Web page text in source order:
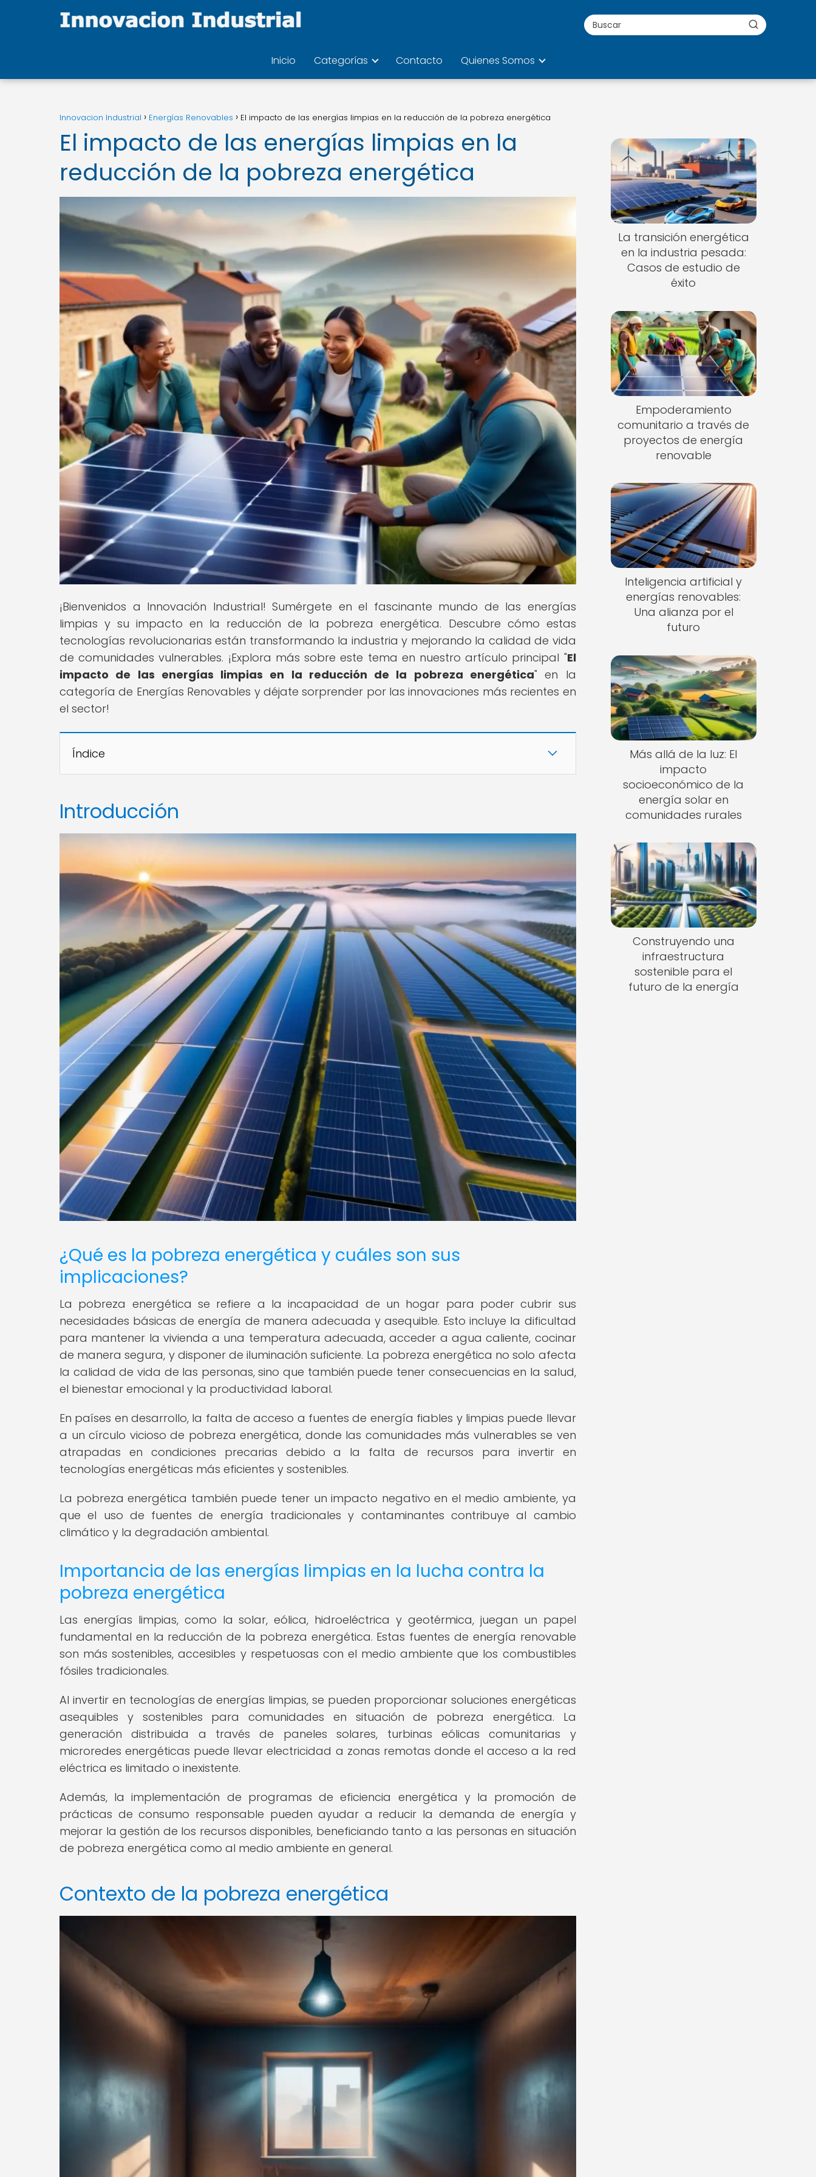
Inicio Categorías Contacto Quienes Somos
Innovacion Industrial Energías Renovables El impacto de las energías limpias en la reducción de la pobreza energética
El impacto de las energías limpias en la
reducción de la pobreza energética
¡Bienvenidos a Innovación Industrial! Sumérgete en el fascinante mundo de las energías
limpias y su impacto en la reducción de la pobreza energética. Descubre cómo estas
tecnologías revolucionarias están transformando la industria y mejorando la calidad de vida
de comunidades vulnerables. ¡Explora más sobre este tema en nuestro artículo principal "El
impacto de las energías limpias en la reducción de la pobreza energética" en la
categoría de Energías Renovables y déjate sorprender por las innovaciones más recientes en
el sector!
Índice
Introducción
¿Qué es la pobreza energética y cuáles son sus
implicaciones?
La pobreza energética se refiere a la incapacidad de un hogar para poder cubrir sus
necesidades básicas de energía de manera adecuada y asequible. Esto incluye la dificultad
para mantener la vivienda a una temperatura adecuada, acceder a agua caliente, cocinar
de manera segura, y disponer de iluminación suficiente. La pobreza energética no solo afecta
la calidad de vida de las personas, sino que también puede tener consecuencias en la salud,
el bienestar emocional y la productividad laboral.
En países en desarrollo, la falta de acceso a fuentes de energía fiables y limpias puede llevar
a un círculo vicioso de pobreza energética, donde las comunidades más vulnerables se ven
atrapadas en condiciones precarias debido a la falta de recursos para invertir en
tecnologías energéticas más eficientes y sostenibles.
La pobreza energética también puede tener un impacto negativo en el medio ambiente, ya
que el uso de fuentes de energía tradicionales y contaminantes contribuye al cambio
climático y la degradación ambiental.
Importancia de las energías limpias en la lucha contra la
pobreza energética
Las energías limpias, como la solar, eólica, hidroeléctrica y geotérmica, juegan un papel
fundamental en la reducción de la pobreza energética. Estas fuentes de energía renovable
son más sostenibles, accesibles y respetuosas con el medio ambiente que los combustibles
fósiles tradicionales.
Al invertir en tecnologías de energías limpias, se pueden proporcionar soluciones energéticas
asequibles y sostenibles para comunidades en situación de pobreza energética. La
generación distribuida a través de paneles solares, turbinas eólicas comunitarias y
microredes energéticas puede llevar electricidad a zonas remotas donde el acceso a la red
eléctrica es limitado o inexistente.
Además, la implementación de programas de eficiencia energética y la promoción de
prácticas de consumo responsable pueden ayudar a reducir la demanda de energía y
mejorar la gestión de los recursos disponibles, beneficiando tanto a las personas en situación
de pobreza energética como al medio ambiente en general.
Contexto de la pobreza energética
La transición energética
en la industria pesada:
Casos de estudio de
éxito
Empoderamiento
comunitario a través de
proyectos de energía
renovable
Inteligencia artificial y
energías renovables:
Una alianza por el
futuro
Más allá de la luz: El
impacto
socioeconómico de la
energía solar en
comunidades rurales
Construyendo una
infraestructura
sostenible para el
futuro de la energía